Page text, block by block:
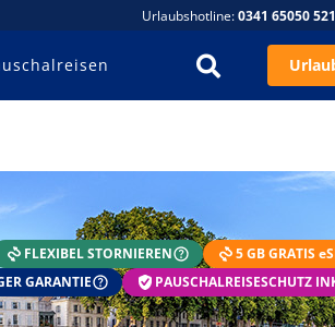
Urlaubshotline:0341 65050
FLEXIBEL STORNIEREN
5 GB GRATIS
GARANTIE
PAUSCHALREISESCHUTZ